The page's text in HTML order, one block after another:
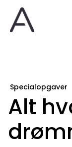
Specialopgaver
Alt